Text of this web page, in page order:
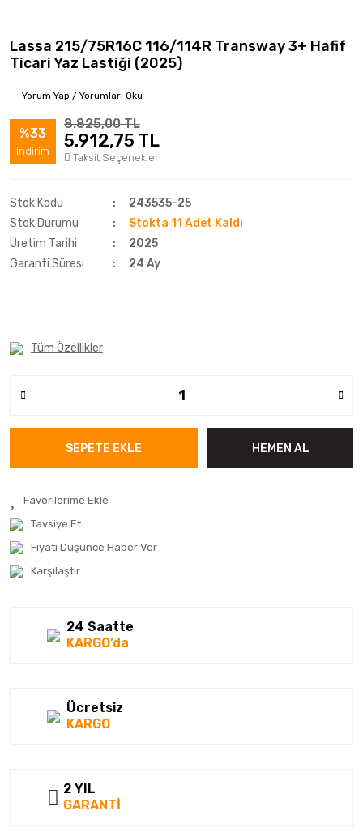
Lassa 215/75R16C 116/114R Transway 3+ Hafif
Ticari Yaz Lastiği (2025)
Yorum Yap / Yorumları Oku
%33
indirim
8.825,00 TL
5.912,75 TL
Taksit Seçenekleri
Stok Kodu
243535-25
Stok Durumu
Stokta 11 Adet Kaldı
Üretim Tarihi
2025
Garanti Süresi
24 Ay
Tüm Özellikler
SEPETE EKLE HEMEN AL
Tavsiye Et
Fiyatı Düşünce Haber Ver
Karşılaştır
24 Saatte
KARGO’da
Ücretsiz
KARGO
2 YIL
GARANTİ